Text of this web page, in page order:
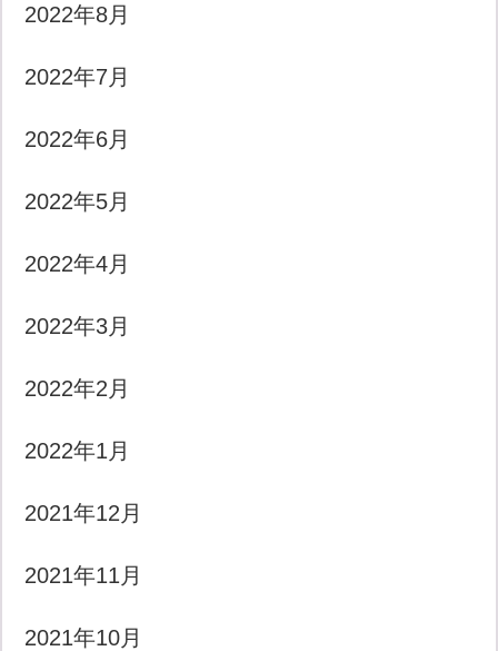
2022年8月
2022年7月
2022年6月
2022年5月
2022年4月
2022年3月
2022年2月
2022年1月
2021年12月
2021年11月
2021年10月